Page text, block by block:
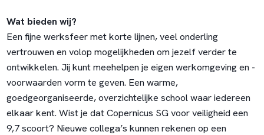
Wat bieden wij?
Een fijne werksfeer met korte lijnen, veel onderling
vertrouwen en volop mogelijkheden om jezelf verder te
ontwikkelen. Jij kunt meehelpen je eigen werkomgeving en -
voorwaarden vorm te geven. Een warme,
goedgeorganiseerde, overzichtelijke school waar iedereen
elkaar kent. Wist je dat Copernicus SG voor veiligheid een
9,7 scoort? Nieuwe collega’s kunnen rekenen op een